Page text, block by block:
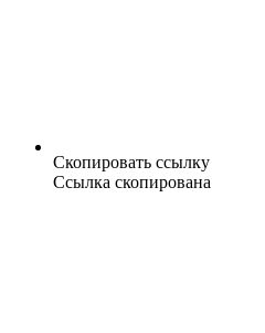
Скопировать ссылку
Ссылка скопирована